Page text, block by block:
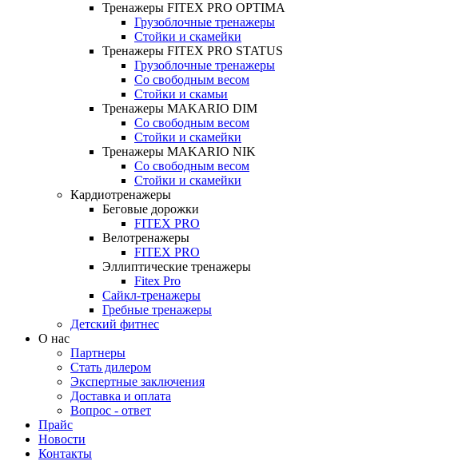
Тренажеры FITEX PRO OPTIMA
Грузоблочные тренажеры
Стойки и скамейки
Тренажеры FITEX PRO STATUS
Грузоблочные тренажеры
Со свободным весом
Стойки и скамьи
Тренажеры MAKARIO DIM
Со свободным весом
Стойки и скамейки
Тренажеры MAKARIO NIK
Со свободным весом
Стойки и скамейки
Кардиотренажеры
Беговые дорожки
FITEX PRO
Велотренажеры
FITEX PRO
Эллиптические тренажеры
Fitex Pro
Сайкл-тренажеры
Гребные тренажеры
Детский фитнес
О нас
Партнеры
Стать дилером
Экспертные заключения
Доставка и оплата
Вопрос - ответ
Прайс
Новости
Контакты